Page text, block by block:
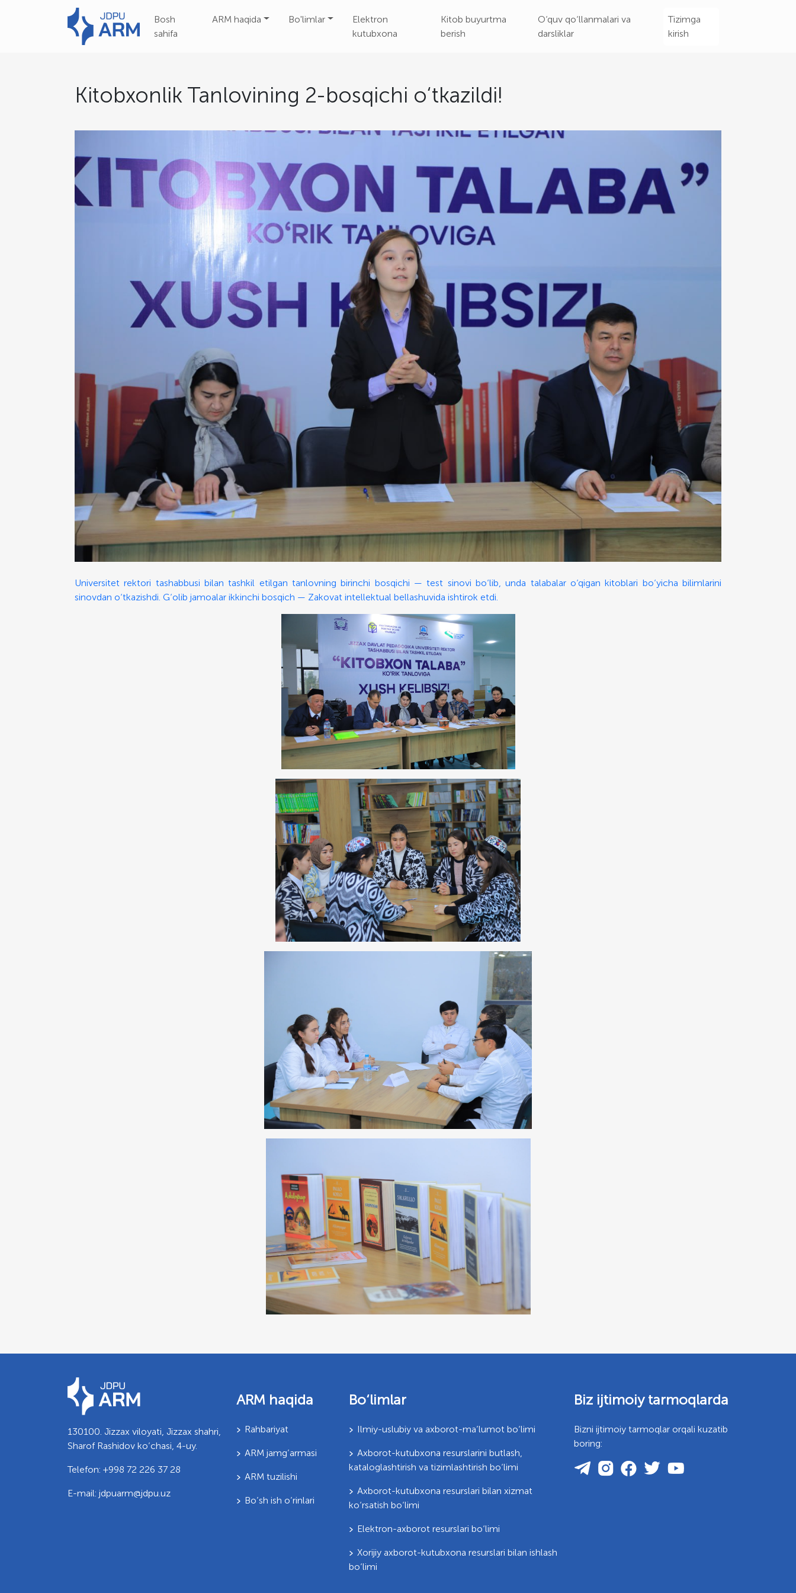
Bosh
sahifa
ARM haqida Bo'limlar
Elektron
kutubxona
Kitob buyurtma
berish
O‘quv qo‘llanmalari va
darsliklar
Tizimga
kirish
Kitobxonlik Tanlovining 2-bosqichi o‘tkazildi!
Universitet rektori tashabbusi bilan tashkil etilgan tanlovning birinchi bosqichi — test sinovi bo‘lib, unda talabalar o‘qigan kitoblari bo‘yicha bilimlarini
sinovdan o‘tkazishdi. G‘olib jamoalar ikkinchi bosqich — Zakovat intellektual bellashuvida ishtirok etdi.
130100. Jizzax viloyati, Jizzax shahri,
Sharof Rashidov ko’chasi, 4-uy.
Telefon: +998 72 226 37 28
E-mail: jdpuarm@jdpu.uz
ARM haqida
Rahbariyat
ARM jamg’armasi
ARM tuzilishi
Bo’sh ish o’rinlari
Bo‘limlar
Ilmiy-uslubiy va axborot-ma’lumot bo‘limi
Axborot-kutubxona resurslarini butlash,
kataloglashtirish va tizimlashtirish bo‘limi
Axborot-kutubxona resurslari bilan xizmat
ko‘rsatish bo‘limi
Elektron-axborot resurslari bo‘limi
Xorijiy axborot-kutubxona resurslari bilan ishlash
bo‘limi
Biz ijtimoiy tarmoqlarda
Bizni ijtimoiy tarmoqlar orqali kuzatib
boring: